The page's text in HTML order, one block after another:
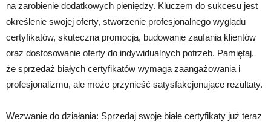
na zarobienie dodatkowych pieniędzy. Kluczem do sukcesu jest
określenie swojej oferty, stworzenie profesjonalnego wyglądu
certyfikatów, skuteczna promocja, budowanie zaufania klientów
oraz dostosowanie oferty do indywidualnych potrzeb. Pamiętaj,
że sprzedaż białych certyfikatów wymaga zaangażowania i
profesjonalizmu, ale może przynieść satysfakcjonujące rezultaty.
Wezwanie do działania: Sprzedaj swoje białe certyfikaty już teraz